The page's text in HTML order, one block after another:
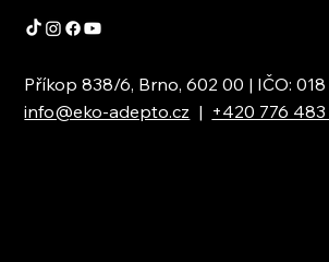
Příkop 838/6, Brno, 602 00 | IČO: 018
info@eko-adepto.cz | +420 776 483